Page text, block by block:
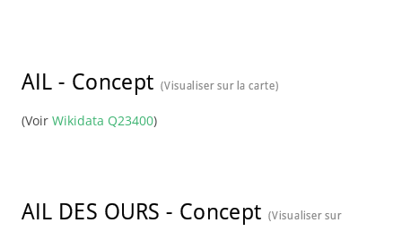
AIL - Concept (Visualiser sur la carte)
(Voir Wikidata Q23400)
AIL DES OURS - Concept (Visualiser sur